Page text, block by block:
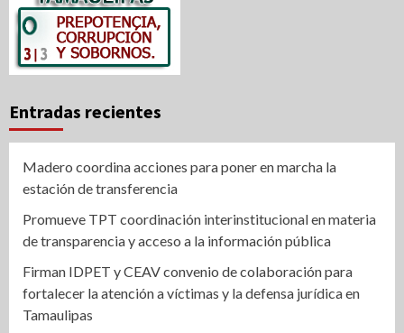
Entradas recientes
Madero coordina acciones para poner en marcha la
estación de transferencia
Promueve TPT coordinación interinstitucional en materia
de transparencia y acceso a la información pública
Firman IDPET y CEAV convenio de colaboración para
fortalecer la atención a víctimas y la defensa jurídica en
Tamaulipas